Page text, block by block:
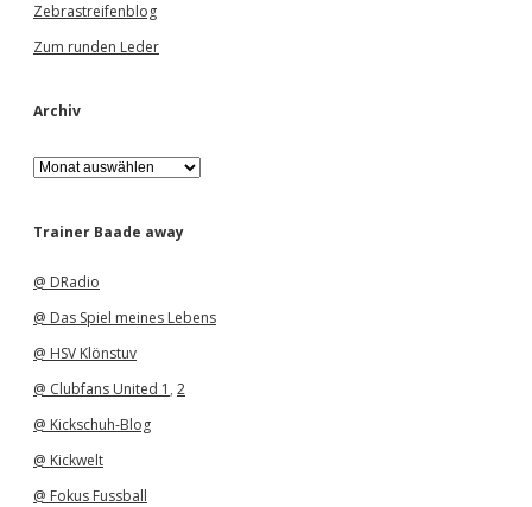
Zebrastreifenblog
Zum runden Leder
Archiv
A
r
h
Trainer Baade away
@ DRadio
@ Das Spiel meines Lebens
@ HSV Klönstuv
@ Clubfans United 1 , 2
@ Kickschuh-Blog
@ Kickwelt
@ Fokus Fussball